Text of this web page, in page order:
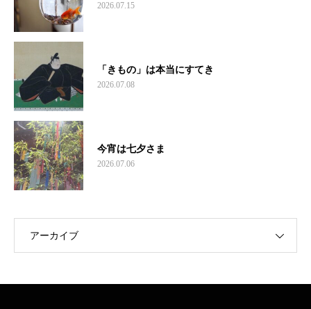
2026.07.15
「きもの」は本当にすてき
2026.07.08
今宵は七夕さま
2026.07.06
アーカイブ